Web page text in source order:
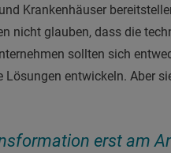
Krankenhäuser
nicht glauben, dass die
sollten sich
entwickeln. Aber
erst am